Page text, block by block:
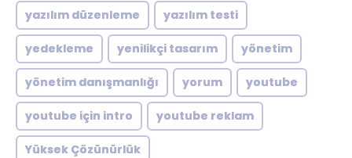
yazılım düzenleme yazılım testi
yedekleme yenilikçi tasarım yönetim
yönetim danışmanlığı yorum youtube
youtube için intro youtube reklam
Yüksek Çözünürlük